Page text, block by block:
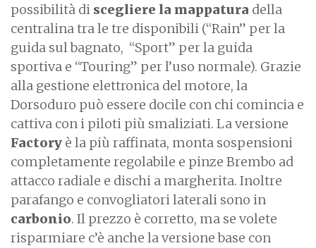
possibilità di scegliere la mappatura della
centralina tra le tre disponibili (“Rain” per la
guida sul bagnato, “Sport” per la guida
sportiva e “Touring” per l’uso normale). Grazie
alla gestione elettronica del motore, la
Dorsoduro può essere docile con chi comincia e
cattiva con i piloti più smaliziati. La versione
Factory è la più raffinata, monta sospensioni
completamente regolabile e pinze Brembo ad
attacco radiale e dischi a margherita. Inoltre
parafango e convogliatori laterali sono in
carbonio. Il prezzo è corretto, ma se volete
risparmiare c’è anche la versione base con